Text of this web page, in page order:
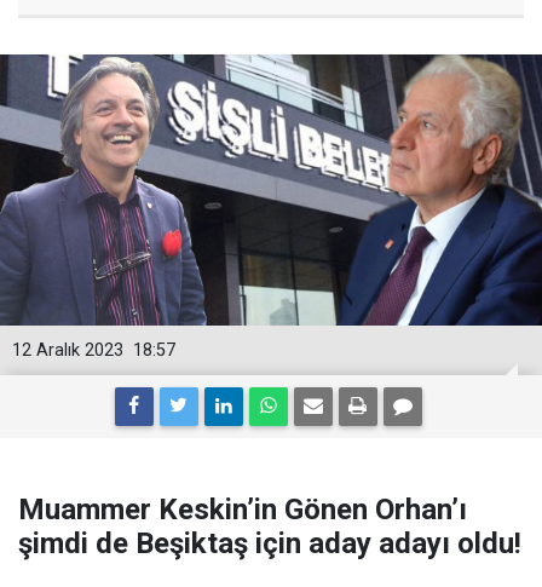
18:57
12 Aralık 2023
Muammer Keskin’in Gönen Orhan’ı
şimdi de Beşiktaş için aday adayı oldu!